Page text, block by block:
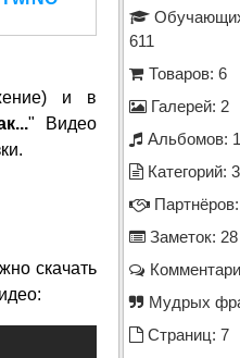
и в
" Видео
скачать
611
Товаров: 6
Галерей: 2
Альбомов: 1
Категорий:
Партнёров:
Заметок: 28
Мудрых
Страниц: 7